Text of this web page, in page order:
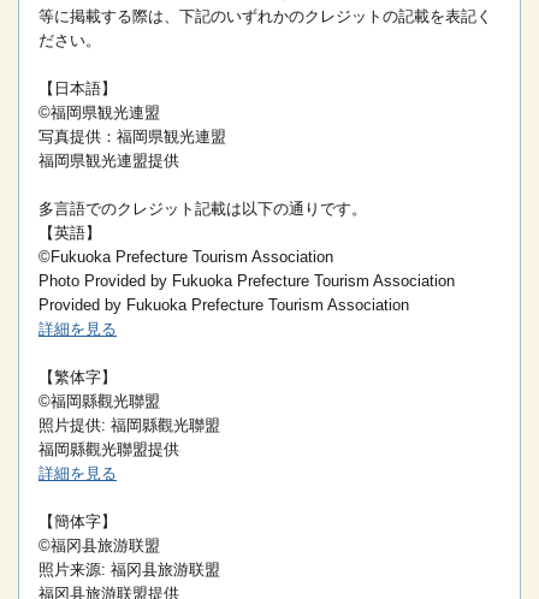
等に掲載する際は、下記のいずれかのクレジットの記載を表記く
ださい。
【日本語】
©福岡県観光連盟
写真提供：福岡県観光連盟
福岡県観光連盟提供
多言語でのクレジット記載は以下の通りです。
【英語】
©Fukuoka Prefecture Tourism Association
Photo Provided by Fukuoka Prefecture Tourism Association
Provided by Fukuoka Prefecture Tourism Association
詳細を見る
【繁体字】
©福岡縣觀光聯盟
照片提供: 福岡縣觀光聯盟
福岡縣觀光聯盟提供
詳細を見る
【簡体字】
©福冈县旅游联盟
照片来源: 福冈县旅游联盟
福冈县旅游联盟提供